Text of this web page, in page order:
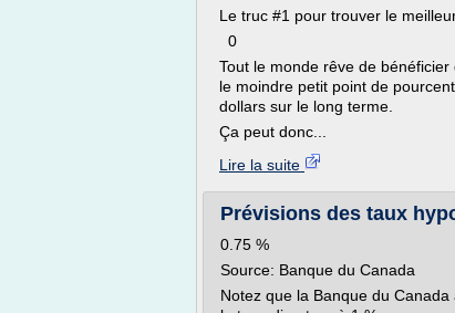
Le truc #1 pour trouver le
0
Tout le monde rêve de
le moindre petit point de
dollars sur le long terme.
Ça peut donc...
Lire la suite
Prévisions des taux
0.75 %
Source: Banque du Canada
Notez que la Banque du